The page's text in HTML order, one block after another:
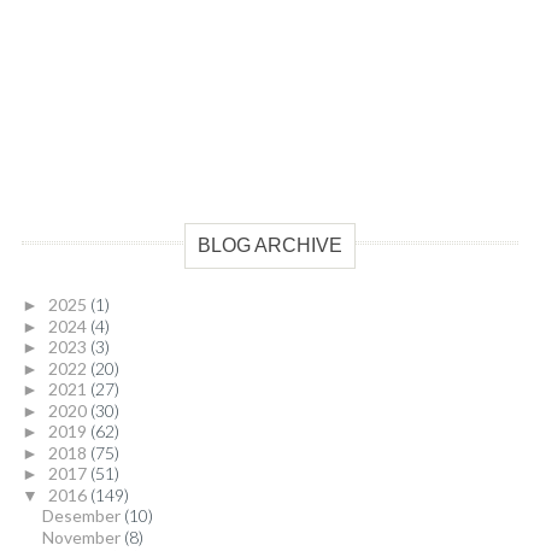
BLOG ARCHIVE
► 2025 (1)
► 2024 (4)
► 2023 (3)
► 2022 (20)
► 2021 (27)
► 2020 (30)
► 2019 (62)
► 2018 (75)
► 2017 (51)
▼ 2016 (149)
Desember (10)
November (8)